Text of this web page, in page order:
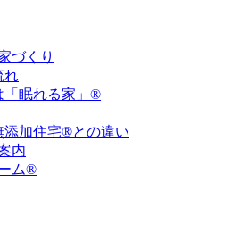
づくり
れ
「眠れる家」®
添加住宅®との違い
内
ム®